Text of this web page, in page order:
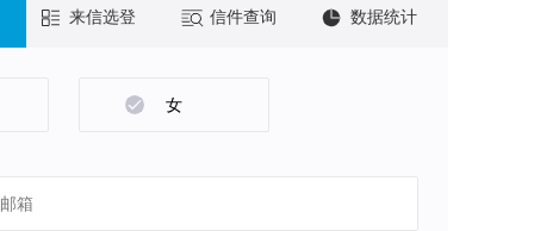
来信选登 信件查询 数据统计
女